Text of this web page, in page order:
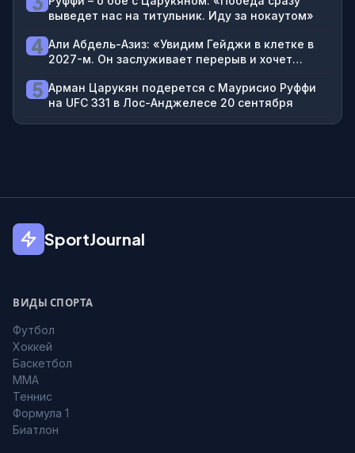
выведет нас на титульник. Иду за нокаутом»
4 Али Абдель-Азиз: «Увидим Гейджи в клетке в
2027-м. Он заслуживает перерыв и хочет
5 Арман Царукян подерется с Маурисио Руффи
на UFC 331 в Лос-Анджелесе 20 сентября
SportJournal
ВИДЫ СПОРТА
Футбол
Хоккей
Баскетбол
MMA
Теннис
Формула 1
Биатлон